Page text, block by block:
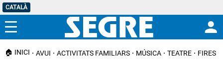
CATALÀ
Menú
🏠 INICI AVUI ACTIVITATS FAMILIARS MÚSICA TEATRE FIRES I